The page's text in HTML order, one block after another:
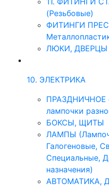
(Резьбовые)
ФИТИНГИ
ЛЮКИ, ДВЕРЦЫ
10. ЭЛЕКТРИКА
ПРАЗДНИЧНОЕ
лампочки
БОКСЫ, ЩИТЫ
ЛАМПЫ
Галогеновые,
Специальные,
назначения)
АВТОМАТИКА,